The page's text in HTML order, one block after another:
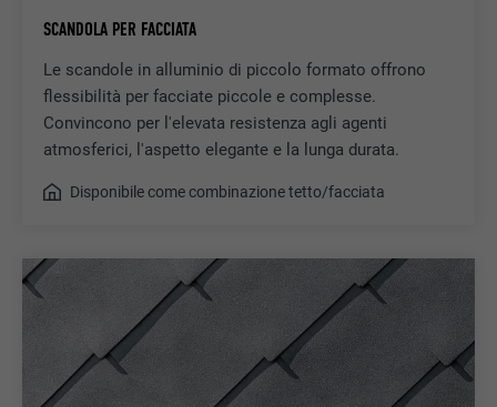
SCANDOLA PER FACCIATA
Le scandole in alluminio di piccolo formato offrono
flessibilità per facciate piccole e complesse.
Convincono per l'elevata resistenza agli agenti
atmosferici, l'aspetto elegante e la lunga durata.
Disponibile come combinazione tetto/facciata